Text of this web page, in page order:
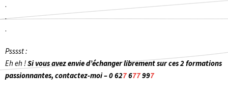
.
.
.
Psssst :
Eh eh !Si vous avez envie d’échanger librement sur ces 2 formations
passionnantes, contactez-moi – 0 627677997